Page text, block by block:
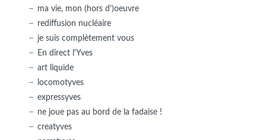
ma vie, mon (hors d')oeuvre
rediffusion nucléaire
je suis complètement vous
En direct l'Yves
art liquide
locomotyves
expressyves
ne joue pas au bord de la fadaise !
creatyves